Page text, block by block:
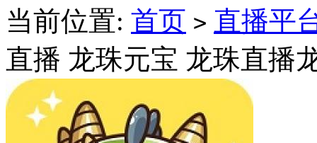
当前位置: 首页 > 直播平
直播 龙珠元宝 龙珠直播